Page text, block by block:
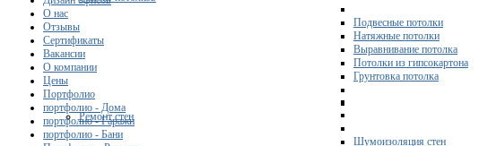
Подвесные потолки
Натяжные потолки
Выравнивание потолка
Потолки из гипсокартона
Грунтовка потолка
Ремонт стен
Шумоизоляция стен
О нас
Отзывы
Сертификаты
Вакансии
О компании
Цены
Портфолио
портфолио - Дома
портфолио - Гаражи
портфолио - Бани